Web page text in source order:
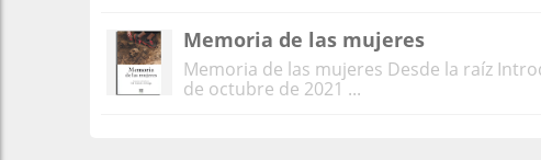
Memoria de las mujeres
Memoria de las mujeres Desde la raíz
de octubre de 2021 ...